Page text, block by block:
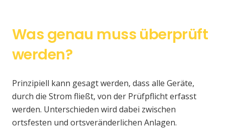
Was genau muss überprüft
werden?
Prinzipiell kann gesagt werden, dass alle Geräte,
durch die Strom fließt, von der Prüfpflicht erfasst
werden. Unterschieden wird dabei zwischen
ortsfesten und ortsveränderlichen Anlagen.